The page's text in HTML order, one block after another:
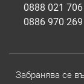
0888 021 706
0886 970 269
Забранява се